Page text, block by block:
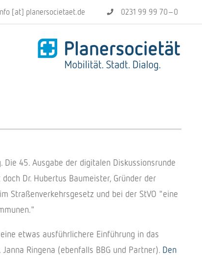
[at] planersocietaet.de 0231 99 99 70–0
45. Ausgabe der digitalen Diskussionsrunde
Dr. Hubertus Baumeister, Gründer der
Straßenverkehrsgesetz und bei der StVO "eine
etwas ausführlichere Einführung in das
Ringena (ebenfalls BBG und Partner). Den